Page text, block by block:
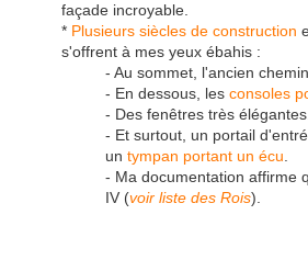
façade incroyable.
* Plusieurs siècles de construction
s'offrent à mes yeux ébahis :
- Au sommet, l'ancien
- En dessous, les consoles
- Des fenêtres très élégantes.
- Et surtout, un portail
un tympan portant un écu
- Ma documentation affirme
IV (voir liste des Rois).